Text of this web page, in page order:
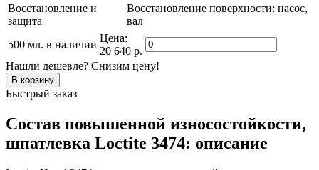
Восстановление и
защита
Восстановление поверхности: насос,
вал
500 мл. в наличии
Цена:
20 640 р.
Нашли дешевле? Снизим цену!
Быстрый заказ
Состав повышенной износостойкости,
шпатлевка Loctite 3474: описание